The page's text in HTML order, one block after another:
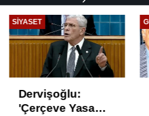
GÜNCEL
Araçtan izmarit ve
çöp atanlara